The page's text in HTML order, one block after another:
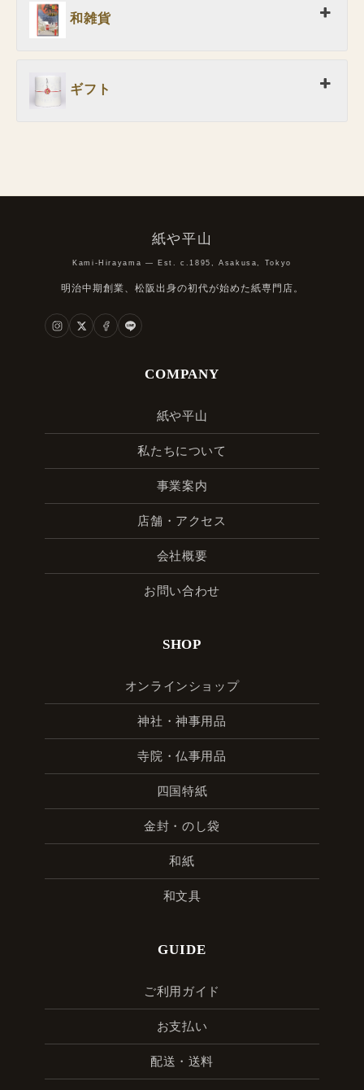
和雑貨
ギフト
紙や平山
Kami-Hirayama — Est. c.1895, Asakusa, Tokyo
明治中期創業、松阪出身の初代が始めた紙専門店。
COMPANY
紙や平山
私たちについて
事業案内
店舗・アクセス
会社概要
お問い合わせ
SHOP
オンラインショップ
神社・神事用品
寺院・仏事用品
四国特紙
金封・のし袋
和紙
和文具
GUIDE
ご利用ガイド
お支払い
配送・送料